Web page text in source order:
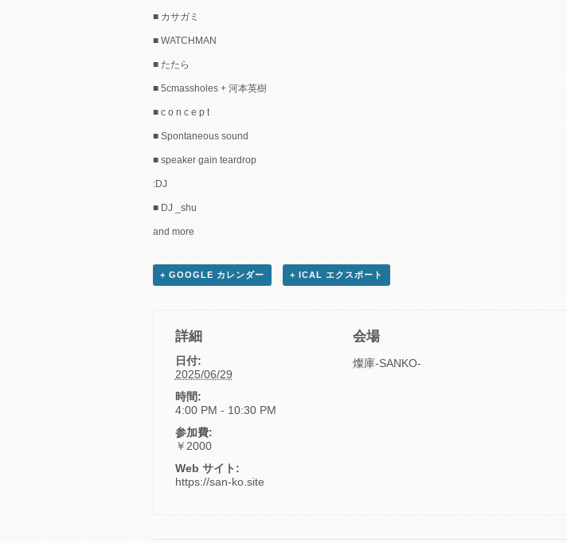
■ カサガミ
■ WATCHMAN
■ たたら
■ 5cmassholes + 河本英樹
■ c o n c e p t
■ Spontaneous sound
■ speaker gain teardrop
:DJ
■ DJ _shu
and more
+ GOOGLE カレンダー + ICAL エクスポート
詳細
日付:
2025/06/29
時間:
4:00 PM - 10:30 PM
参加費:
￥2000
Web サイト:
https://san-ko.site
会場
燦庫-SANKO-